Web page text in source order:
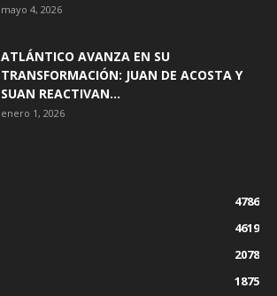
mayo 4, 2026
ATLÁNTICO AVANZA EN SU
TRANSFORMACIÓN: JUAN DE ACOSTA Y
SUAN REACTIVAN...
enero 1, 2026
4786
4619
2078
1875